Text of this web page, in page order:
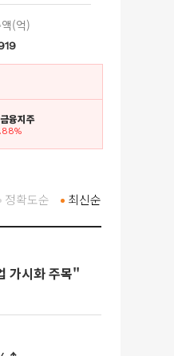
(억)
융지주
최신순
정확도순
가시화 주목"